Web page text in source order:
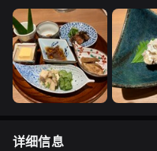
详细信息